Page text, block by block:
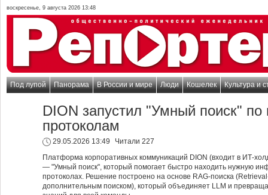
воскресенье, 9 августа 2026 13:48
Под лупой Панорама В России и мире Люди Кошелек Культура и
DION запустил "Умный поиск" по
протоколам
29.05.2026 13:49
Читали 227
Платформа корпоративных коммуникаций DION (входит в ИТ-
— "Умный поиск", который помогает быстро находить нужную
протоколах. Решение построено на основе RAG-поиска
дополнительным поиском), который объединяет LLM и